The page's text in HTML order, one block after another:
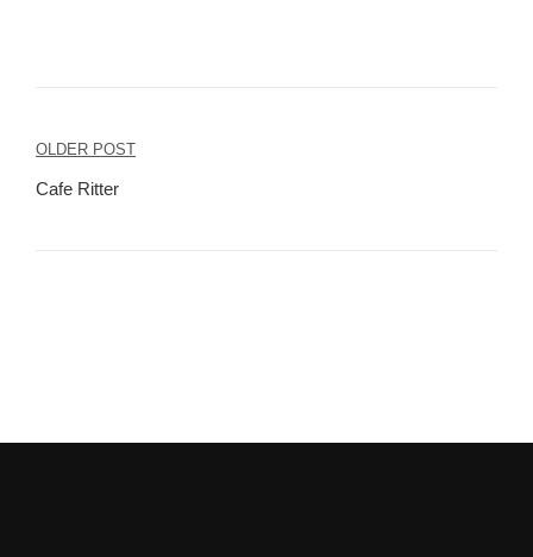
Beitragsnavigation
OLDER POST
Cafe Ritter